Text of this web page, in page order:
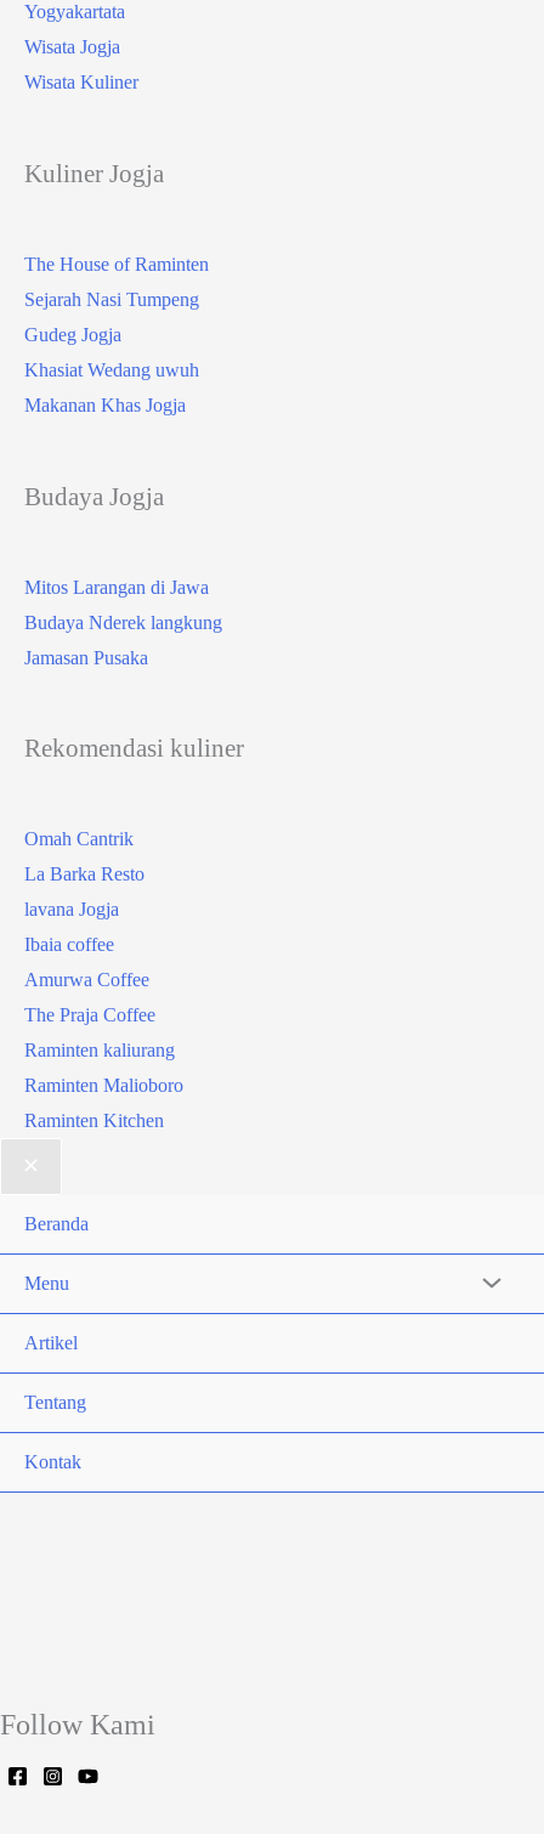
Yogyakartata
Wisata Jogja
Wisata Kuliner
Kuliner Jogja
The House of Raminten
Sejarah Nasi Tumpeng
Gudeg Jogja
Khasiat Wedang uwuh
Makanan Khas Jogja
Budaya Jogja
Mitos Larangan di Jawa
Budaya Nderek langkung
Jamasan Pusaka
Rekomendasi kuliner
Omah Cantrik
La Barka Resto
lavana Jogja
Ibaia coffee
Amurwa Coffee
The Praja Coffee
Raminten kaliurang
Raminten Malioboro
Raminten Kitchen
Beranda
Menu
Artikel
Tentang
Kontak
Follow Kami